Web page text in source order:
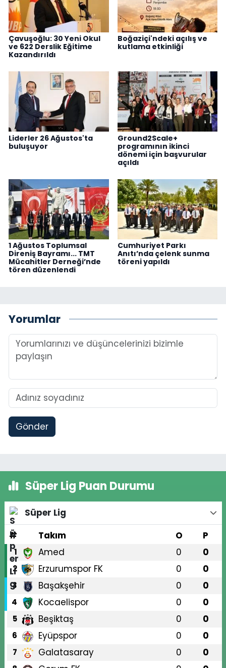
Çavuşoğlu: 30 Yeni Okul
ve 622 Derslik Eğitime
Kazandırıldı
Boğaziçi'ndeki açılış ve
kutlama etkinliği
Liderler 26 Ağustos'ta
buluşuyor
Ground2Scale+
programının ikinci
dönemi için başvurular
açıldı
1 Ağustos Toplumsal
Direniş Bayramı... TMT
Mücahitler Derneği’nde
tören düzenlendi
Cumhuriyet Parkı
Anıtı’nda çelenk sunma
töreni yapıldı
Yorumlar
Gönder
Süper Lig Puan Durumu
Süper Lig
#
Takım O P
1 Amed 0 0
2 Erzurumspor FK 0 0
3 Başakşehir 0 0
4 Kocaelispor 0 0
5 Beşiktaş 0 0
6 Eyüpspor 0 0
7 Galatasaray 0 0